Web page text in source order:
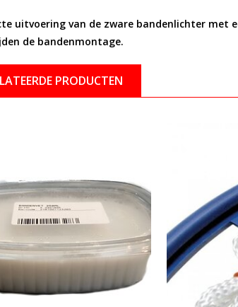
uitvoering van de zware bandenlichter met
de bandenmontage.
PRODUCTEN